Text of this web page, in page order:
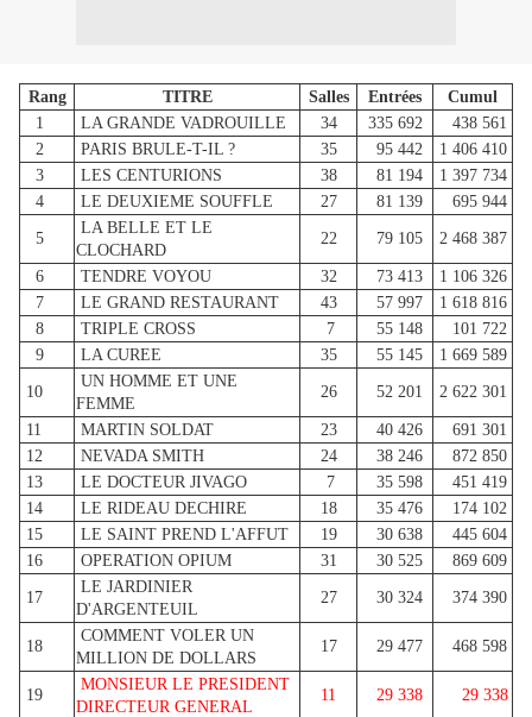
Rang TITRE Salles Entrées
Cumul
1
LA GRANDE VADROUILLE 34 335 692
438 561
2
PARIS BRULE-T-IL ? 35 95 442
1 406 410
3
LES CENTURIONS 38 81 194
1 397 734
4
LE DEUXIEME SOUFFLE 27 81 139 695 944
5
LA BELLE ET LE
CLOCHARD
22 79 105 2 468 387
6 TENDRE VOYOU 32 73 413
1 106 326
7
LE GRAND RESTAURANT 43 57 997
1 618 816
8
TRIPLE CROSS 7 55 148
101 722
9
LA CUREE 35 55 145 1 669 589
10
UN HOMME ET UNE
FEMME
26 52 201 2 622 301
11 MARTIN SOLDAT 23 40 426
691 301
12
NEVADA SMITH 24 38 246
872 850
13
LE DOCTEUR JIVAGO 7 35 598
451 419
14
LE RIDEAU DECHIRE 18 35 476
174 102
15
LE SAINT PREND L'AFFUT 19 30 638
445 604
16
OPERATION OPIUM 31 30 525 869 609
17
LE JARDINIER
D'ARGENTEUIL
27 30 324 374 390
18
COMMENT VOLER UN
MILLION DE DOLLARS
17 29 477 468 598
19
MONSIEUR LE PRESIDENT
DIRECTEUR GENERAL
11 29 338 29 338